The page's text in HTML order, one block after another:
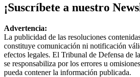
¡Suscríbete a nuestro
Advertencia:
La publicidad de las resoluciones
constituye comunicación ni notificación
efectos legales. El Tribunal de Defensa de
se responsabiliza por los errores u
pueda contener la información publicada.